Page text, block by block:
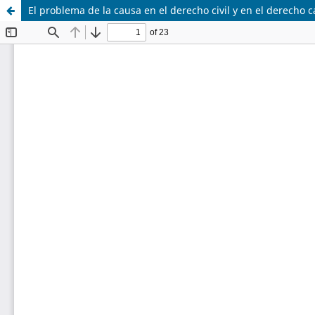
El problema de la causa en el derecho civil y en el derecho